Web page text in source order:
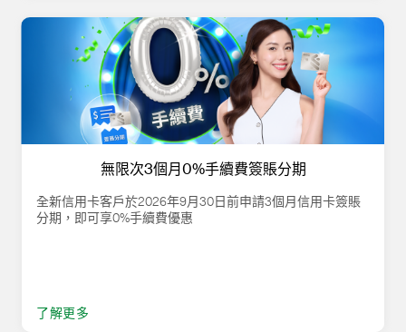
無限次3個月0%手續費簽賬分期
全新信用卡客戶於2026年9月30日前申請3個月信用卡簽賬
分期，即可享0%手續費優惠
了解更多